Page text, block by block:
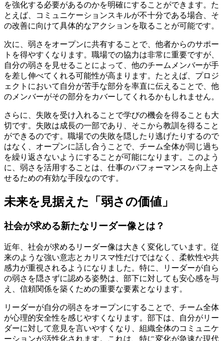
を強化する必要があるのかを明確にすることができます。た
とえば、コミュニケーションスキルが不十分である場合、そ
の改善に向けて具体的なアクションを取ることが可能です。
次に、弱さをオープンに共有することで、他者からのサポー
トを得やすくなります。職場での協力は非常に重要ですが、
自分の弱さを見せることによって、他のチームメンバーが手
を差し伸べてくれる可能性が高まります。たとえば、プロジ
ェクトにおいて自分が苦手な部分を率直に伝えることで、他
のメンバーがその部分をカバーしてくれるかもしれません。
さらに、失敗を受け入れることで学びの機会を得ることも大
切です。失敗は成長の一部であり、そこから教訓を得ること
ができるのです。職場での失敗を隠したり逃げたりするので
はなく、オープンに話し合うことで、チーム全体が同じ過ち
を繰り返さないようにすることが可能になります。このよう
に、弱さを活用することは、仕事のパフォーマンスを向上さ
せるための有効な手段なのです。
未来を見据えた「弱さの価値」
社会が求める新たなリーダー像とは？
近年、社会が求めるリーダー像は大きく変化しています。従
来のような強い意志とカリスマ性だけではなく、柔軟性や共
感力が重視されるようになりました。特に、リーダーが自ら
の弱さを隠さずに認める姿勢は、部下に対しても安心感を与
え、信頼関係を築くための重要な要素となります。
リーダーが自分の弱さをオープンにすることで、チーム全体
が心理的安全性を感じやすくなります。部下は、自分がリー
ダーに対して意見を言いやすくなり、組織全体のコミュニケ
ーションが活性化されます。これは、特に変化が急速な現代